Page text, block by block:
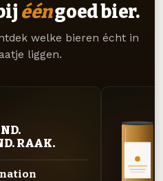
ééngoed bier.
welke bieren écht in
liggen.
RAAK.